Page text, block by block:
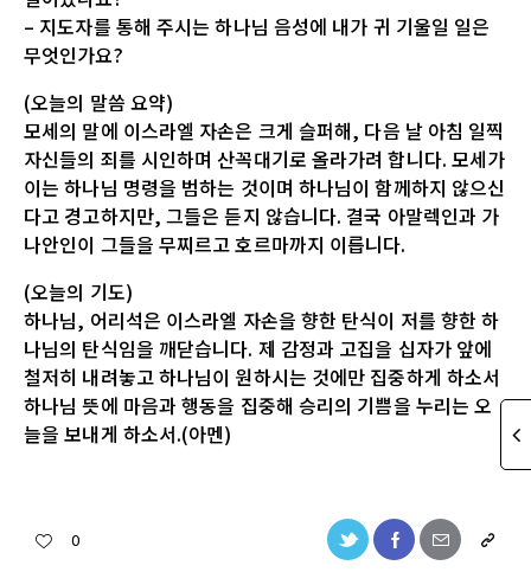
– 지도자를 통해 주시는 하나님 음성에 내가 귀 기울일 일은
무엇인가요?
(오늘의 말씀 요약)
모세의 말에 이스라엘 자손은 크게 슬퍼해, 다음 날 아침 일찍
자신들의 죄를 시인하며 산꼭대기로 올라가려 합니다. 모세가
이는 하나님 명령을 범하는 것이며 하나님이 함께하지 않으신
다고 경고하지만, 그들은 듣지 않습니다. 결국 아말렉인과 가
나안인이 그들을 무찌르고 호르마까지 이릅니다.
(오늘의 기도)
하나님, 어리석은 이스라엘 자손을 향한 탄식이 저를 향한 하
나님의 탄식임을 깨닫습니다. 제 감정과 고집을 십자가 앞에
철저히 내려놓고 하나님이 원하시는 것에만 집중하게 하소서
하나님 뜻에 마음과 행동을 집중해 승리의 기쁨을 누리는 오
늘을 보내게 하소서.(아멘)
0